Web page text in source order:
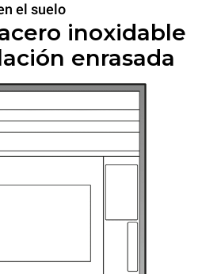
el suelo
inoxidable
enrasada